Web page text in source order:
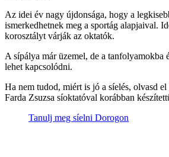
Az idei év nagy újdonsága, hogy a
ismerkedhetnek meg a sportág alapjaival.
korosztályt várják az oktatók.
A sípálya már üzemel, de a tanfolyamokba
lehet kapcsolódni.
Ha nem tudod, miért is jó a síelés, olvasd
Farda Zsuzsa síoktatóval korábban
Tanulj meg síelni Dorogon